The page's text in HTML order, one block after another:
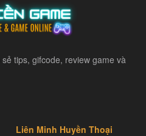
tips, gifcode, review game và
Liên Minh Huyền Thoại